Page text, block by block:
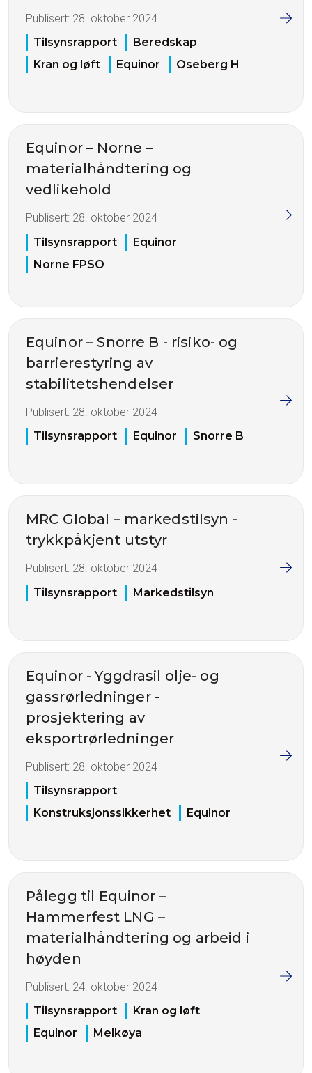
Publisert: 28. oktober 2024
Tilsynsrapport
Beredskap
Kran og løft
Equinor Oseberg H
Equinor – Norne –
materialhåndtering og
vedlikehold
Publisert: 28. oktober 2024
Tilsynsrapport
Equinor
Norne FPSO
Equinor – Snorre B - risiko- og
barrierestyring av
stabilitetshendelser
Publisert: 28. oktober 2024
Tilsynsrapport
Equinor Snorre B
MRC Global – markedstilsyn -
trykkpåkjent utstyr
Publisert: 28. oktober 2024
Tilsynsrapport
Markedstilsyn
Equinor - Yggdrasil olje- og
gassrørledninger -
prosjektering av
eksportrørledninger
Publisert: 28. oktober 2024
Tilsynsrapport
Konstruksjonssikkerhet
Equinor
Pålegg til Equinor –
Hammerfest LNG –
materialhåndtering og arbeid i
høyden
Publisert: 24. oktober 2024
Tilsynsrapport
Kran og løft
Equinor
Melkøya